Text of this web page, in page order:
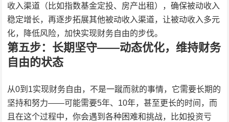
收入渠道（比如指数基金定投、房产出租），确保被动收入
稳定增长，再逐步拓展其他被动收入渠道，让被动收入多元
化，降低风险，加快实现财务自由的步伐。
第五步：长期坚守——动态优化，维持财务
自由的状态
从0到1实现财务自由，不是一蹴而就的事情，它需要长期的
坚持和努力——可能需要5年、10年，甚至更长的时间，而
且在这个过程中，你会遇到各种困难和挑战，比如投资亏